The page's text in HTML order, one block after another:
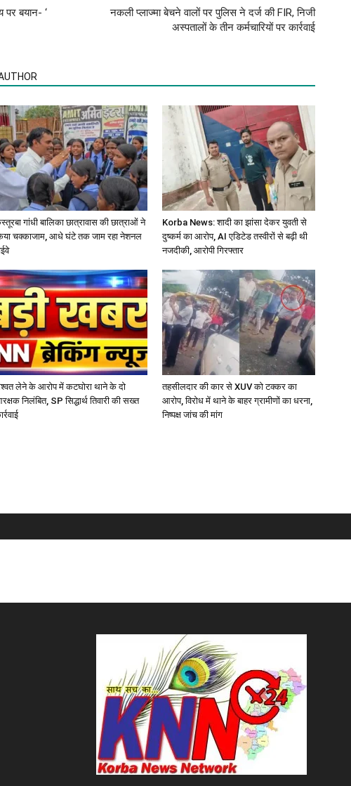
बयान- ‘
नकली प्लाज्मा बेचने वालों पर पुलिस ने दर्ज की FIR, निजी
अस्पतालों के तीन कर्मचारियों पर कार्रवाई
गांधी बालिका छात्रावास की छात्राओं ने
चक्काजाम, आधे घंटे तक जाम रहा नेशनल
Korba News: शादी का झांसा देकर युवती से
दुष्कर्म का आरोप, AI एडिटेड तस्वीरों से बढ़ी थी
नजदीकी, आरोपी गिरफ्तार
लेने के आरोप में कटघोरा थाने के दो
निलंबित, SP सिद्धार्थ तिवारी की सख्त
तहसीलदार की कार से XUV को टक्कर का
आरोप, विरोध में थाने के बाहर ग्रामीणों का धरना,
निष्पक्ष जांच की मांग